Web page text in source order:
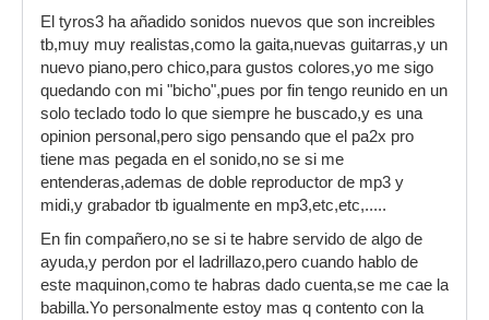
El tyros3 ha añadido sonidos nuevos que son increibles
tb,muy muy realistas,como la gaita,nuevas guitarras,y un
nuevo piano,pero chico,para gustos colores,yo me sigo
quedando con mi "bicho",pues por fin tengo reunido en un
solo teclado todo lo que siempre he buscado,y es una
opinion personal,pero sigo pensando que el pa2x pro
tiene mas pegada en el sonido,no se si me
entenderas,ademas de doble reproductor de mp3 y
midi,y grabador tb igualmente en mp3,etc,etc,.....
En fin compañero,no se si te habre servido de algo de
ayuda,y perdon por el ladrillazo,pero cuando hablo de
este maquinon,como te habras dado cuenta,se me cae la
babilla.Yo personalmente estoy mas q contento con la